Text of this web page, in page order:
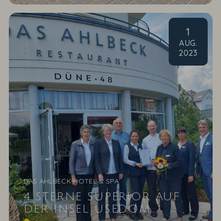
1
AUG.
2023
4 STERNE SUPERIOR AUF
DER INSEL USEDOM
DAS AHLBECK HOTEL & SPA